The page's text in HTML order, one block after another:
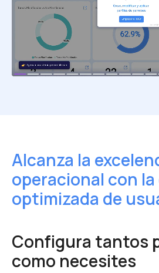
Alcanza la
operacional con
optimizada de
Configura tantos
como necesites